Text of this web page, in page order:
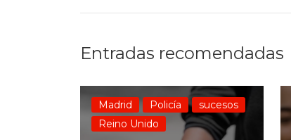
Entradas recomendadas
Madrid Policía
sucesos
Reino Unido